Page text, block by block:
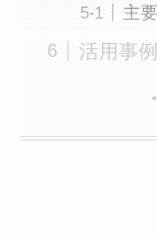
主
活用事例